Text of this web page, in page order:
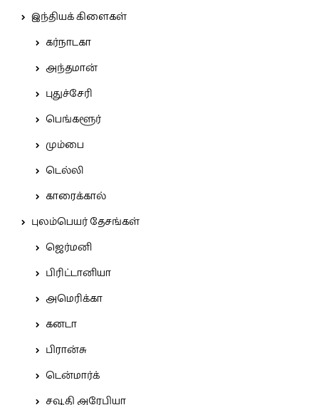
இந்தியக் கிளைகள்
கர்நாடகா
அந்தமான்
புதுச்சேரி
பெங்களூர்
மும்பை
டெல்லி
காரைக்கால்
புலம்பெயர் தேசங்கள்
ஜெர்மனி
பிரிட்டானியா
அமெரிக்கா
கனடா
பிரான்சு
டென்மார்க்
சவூதி அரேபியா